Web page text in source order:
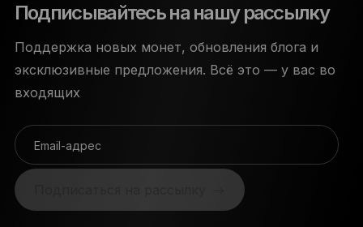
Подписывайтесь на нашу рассылку
Поддержка новых монет, обновления блога и
эксклюзивные предложения. Всё это — у вас во
входящих
Email-адрес